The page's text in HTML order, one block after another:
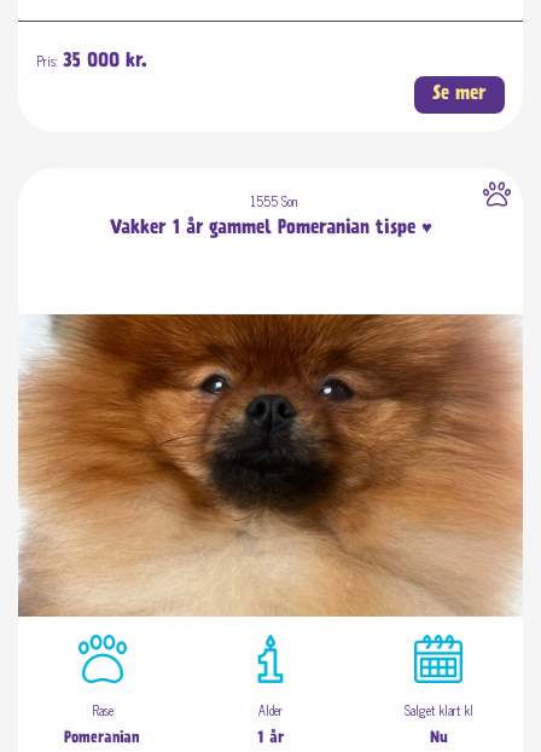
Pris: 35 000 kr.
Se mer
1555 Son
Vakker 1 år gammel Pomeranian tispe ♥️
Rase
Pomeranian
Alder
1 år
Salget klart kl
Nu